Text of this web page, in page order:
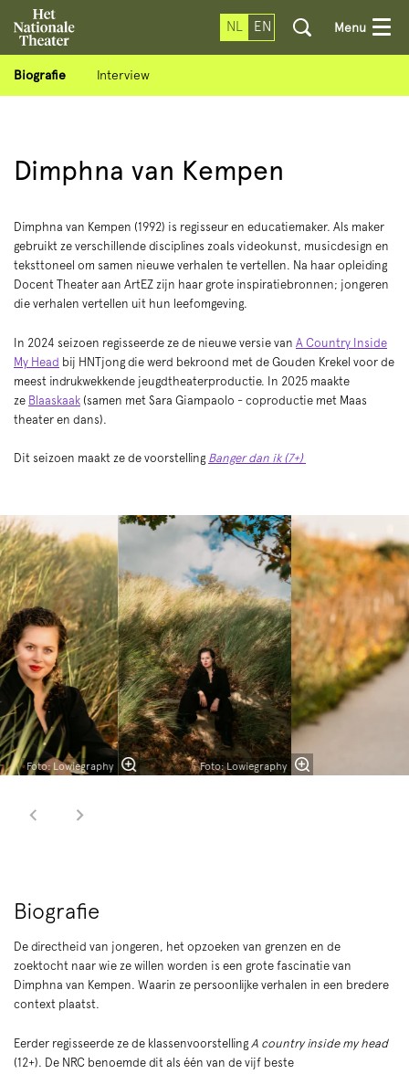
NL EN Menu
Biografie Interview
Dimphna van Kempen
Dimphna van Kempen (1992) is regisseur en educatiemaker. Als maker
gebruikt ze verschillende disciplines zoals videokunst, musicdesign en
teksttoneel om samen nieuwe verhalen te vertellen. Na haar opleiding
Docent Theater aan ArtEZ zijn haar grote inspiratiebronnen; jongeren
die verhalen vertellen uit hun leefomgeving.
In 2024 seizoen regisseerde ze de nieuwe versie van A Country Inside
My Head bij HNTjong die werd bekroond met de Gouden Krekel voor de
meest indrukwekkende jeugdtheaterproductie. In 2025 maakte
ze Blaaskaak (samen met Sara Giampaolo - coproductie met Maas
theater en dans).
Dit seizoen maakt ze de voorstelling Banger dan ik (7+)
Overslaan
Foto: Lowiegraphy Foto: Lowiegraphy
Biografie
De directheid van jongeren, het opzoeken van grenzen en de
zoektocht naar wie ze willen worden is een grote fascinatie van
Dimphna van Kempen. Waarin ze persoonlijke verhalen in een bredere
context plaatst.
Eerder regisseerde ze de klassenvoorstelling A country inside my head
(12+). De NRC benoemde dit als één van de vijf beste
Inzoomen